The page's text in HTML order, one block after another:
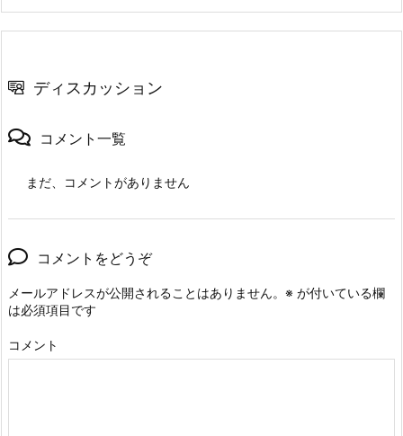
ディスカッション
コメント一覧
まだ、コメントがありません
コメントをどうぞ
メールアドレスが公開されることはありません。 ※ が付いている欄
は必須項目です
コメント